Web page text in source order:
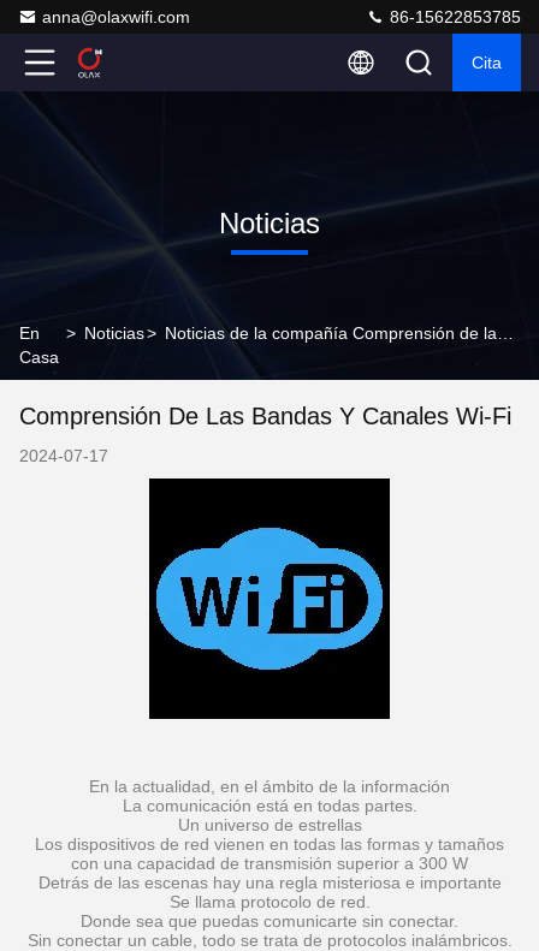
anna@olaxwifi.com 86-15622853785
Cita
Noticias
En
Casa
> Noticias>
Comprensión De Las Bandas Y Canales Wi-Fi
2024-07-17
En la actualidad, en el ámbito de la información
La comunicación está en todas partes.
Un universo de estrellas
Los dispositivos de red vienen en todas las formas y tamaños
con una capacidad de transmisión superior a 300 W
Detrás de las escenas hay una regla misteriosa e importante
Se llama protocolo de red.
Donde sea que puedas comunicarte sin conectar.
Sin conectar un cable, todo se trata de protocolos inalámbricos.